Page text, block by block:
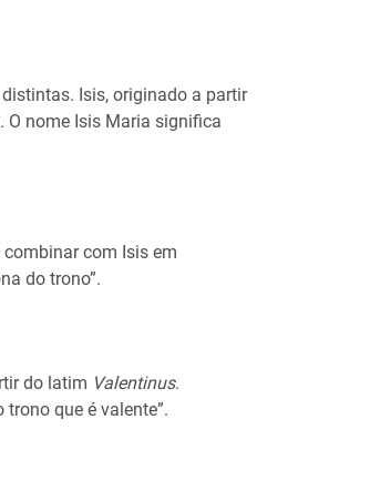
Isis, originado a partir
O nome Isis Maria significa
com Isis em
do trono”.
do latim Valentinus.
que é valente”.